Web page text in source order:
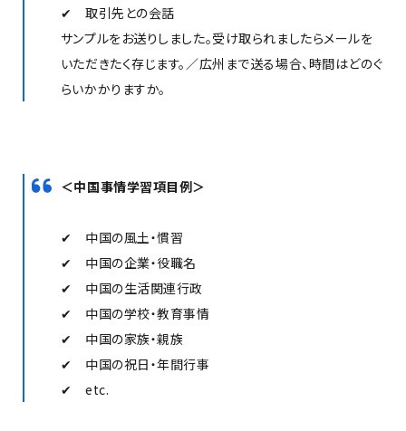
✔ 取引先との会話
サンプルをお送りしました。受け取られましたらメールを
いただきたく存じます。／広州まで送る場合、時間はどのぐ
らいかかりますか。
＜中国事情学習項目例＞
✔ 中国の風土・慣習
✔ 中国の企業・役職名
✔ 中国の生活関連行政
✔ 中国の学校・教育事情
✔ 中国の家族・親族
✔ 中国の祝日・年間行事
✔ etc.